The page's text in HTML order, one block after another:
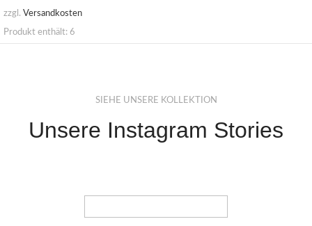
zzgl. Versandkosten
Produkt enthält: 6
SIEHE UNSERE KOLLEKTION
Unsere Instagram Stories